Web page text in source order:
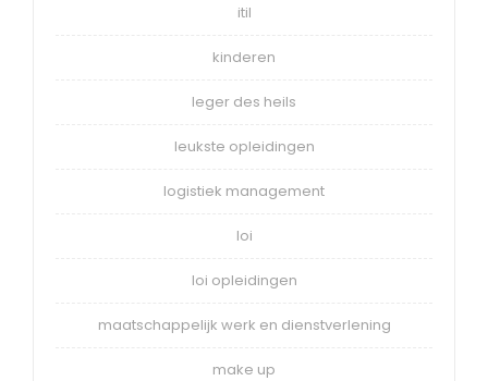
itil
kinderen
leger des heils
leukste opleidingen
logistiek management
loi
loi opleidingen
maatschappelijk werk en dienstverlening
make up